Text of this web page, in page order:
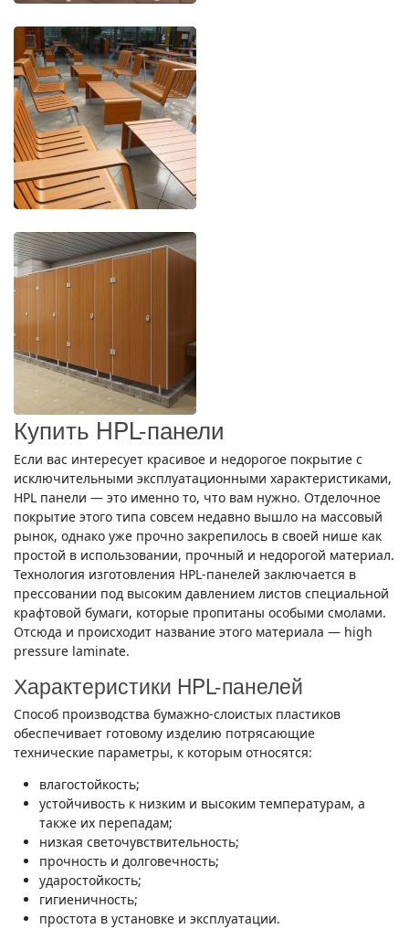
Купить HPL-панели
Если вас интересует красивое и недорогое покрытие с
исключительными эксплуатационными характеристиками,
HPL панели — это именно то, что вам нужно. Отделочное
покрытие этого типа совсем недавно вышло на массовый
рынок, однако уже прочно закрепилось в своей нише как
простой в использовании, прочный и недорогой материал.
Технология изготовления HPL-панелей заключается в
прессовании под высоким давлением листов специальной
крафтовой бумаги, которые пропитаны особыми смолами.
Отсюда и происходит название этого материала — high
pressure laminate.
Характеристики HPL-панелей
Способ производства бумажно-слоистых пластиков
обеспечивает готовому изделию потрясающие
технические параметры, к которым относятся:
влагостойкость;
устойчивость к низким и высоким температурам, а
также их перепадам;
низкая светочувствительность;
прочность и долговечность;
ударостойкость;
гигиеничность;
простота в установке и эксплуатации.